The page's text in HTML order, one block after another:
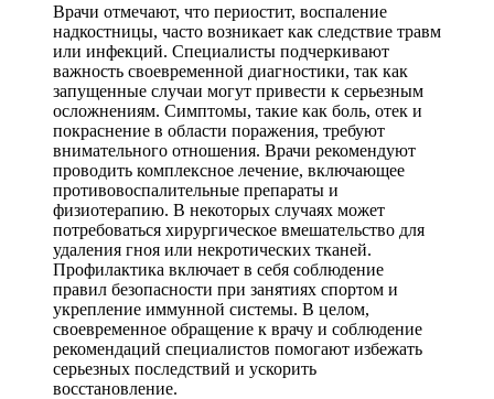
Врачи отмечают, что периостит, воспаление
надкостницы, часто возникает как следствие травм
или инфекций. Специалисты подчеркивают
важность своевременной диагностики, так как
запущенные случаи могут привести к серьезным
осложнениям. Симптомы, такие как боль, отек и
покраснение в области поражения, требуют
внимательного отношения. Врачи рекомендуют
проводить комплексное лечение, включающее
противовоспалительные препараты и
физиотерапию. В некоторых случаях может
потребоваться хирургическое вмешательство для
удаления гноя или некротических тканей.
Профилактика включает в себя соблюдение
правил безопасности при занятиях спортом и
укрепление иммунной системы. В целом,
своевременное обращение к врачу и соблюдение
рекомендаций специалистов помогают избежать
серьезных последствий и ускорить
восстановление.